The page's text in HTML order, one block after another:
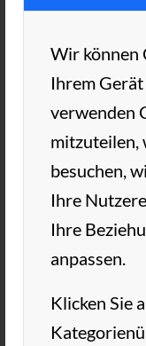
Wir können
Ihrem
verwenden
mitzuteilen,
besuchen,
Ihre
Ihre
anpassen.
Klicken Sie
2022!
Blauer
der perfekte
war der TC
Mitglieder
angemeldet,
gemixten
zu fighten,
Bei bestem